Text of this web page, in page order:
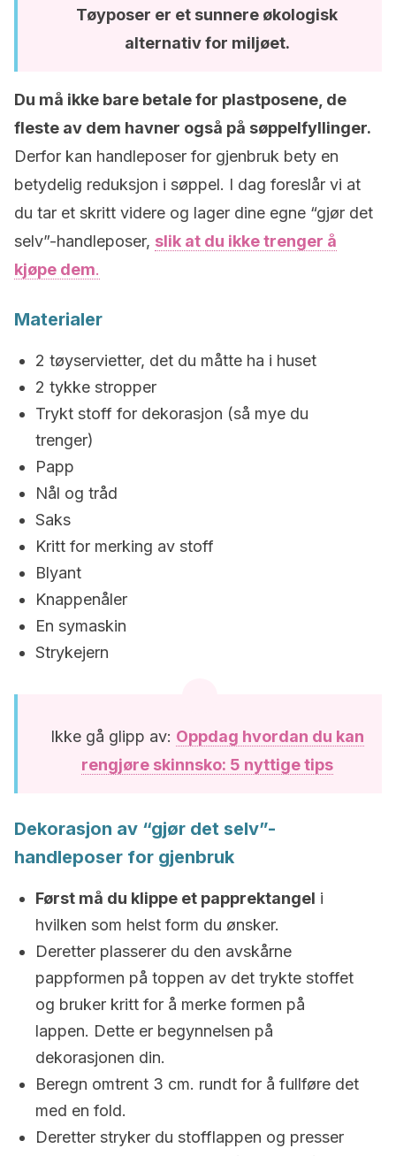
Tøyposer er et sunnere økologisk
alternativ for miljøet.
Du må ikke bare betale for plastposene, de
fleste av dem havner også på søppelfyllinger.
Derfor kan handleposer for gjenbruk bety en
betydelig reduksjon i søppel. I dag foreslår vi at
du tar et skritt videre og lager dine egne “gjør det
selv”-handleposer, slik at du ikke trenger å
kjøpe dem.
Materialer
2 tøyservietter, det du måtte ha i huset
2 tykke stropper
Trykt stoff for dekorasjon (så mye du
trenger)
Papp
Nål og tråd
Saks
Kritt for merking av stoff
Blyant
Knappenåler
En symaskin
Strykejern
Ikke gå glipp av: Oppdag hvordan du kan
rengjøre skinnsko: 5 nyttige tips
Dekorasjon av “gjør det selv”-
handleposer for gjenbruk
Først må du klippe et papprektangel i
hvilken som helst form du ønsker.
Deretter plasserer du den avskårne
pappformen på toppen av det trykte stoffet
og bruker kritt for å merke formen på
lappen. Dette er begynnelsen på
dekorasjonen din.
Beregn omtrent 3 cm. rundt for å fullføre det
med en fold.
Deretter stryker du stofflappen og presser